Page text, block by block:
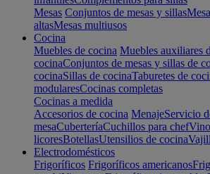
Mesas Conjuntos de mesas y sillas
altasMesas multiusos
Cocina
Muebles de cocina Muebles auxiliares
cocinaConjuntos de mesas y sillas de
cocinaSillas de cocinaTaburetes de
modularesCocinas completas
Cocinas a medida
Accesorios de cocina MenajeServicio
mesaCuberteríaCuchillos para chef
licoresBotellasUtensilios de cocina
Electrodomésticos
Frigoríficos Frigoríficos americanos